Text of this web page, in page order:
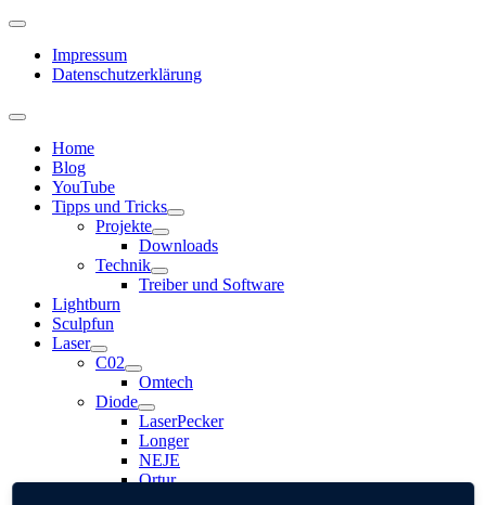
Impressum
Datenschutzerklärung
Home
Blog
YouTube
Tipps und Tricks
Projekte
Downloads
Technik
Treiber und Software
Lightburn
Sculpfun
Laser
C02
Omtech
Diode
LaserPecker
Longer
NEJE
Ortur